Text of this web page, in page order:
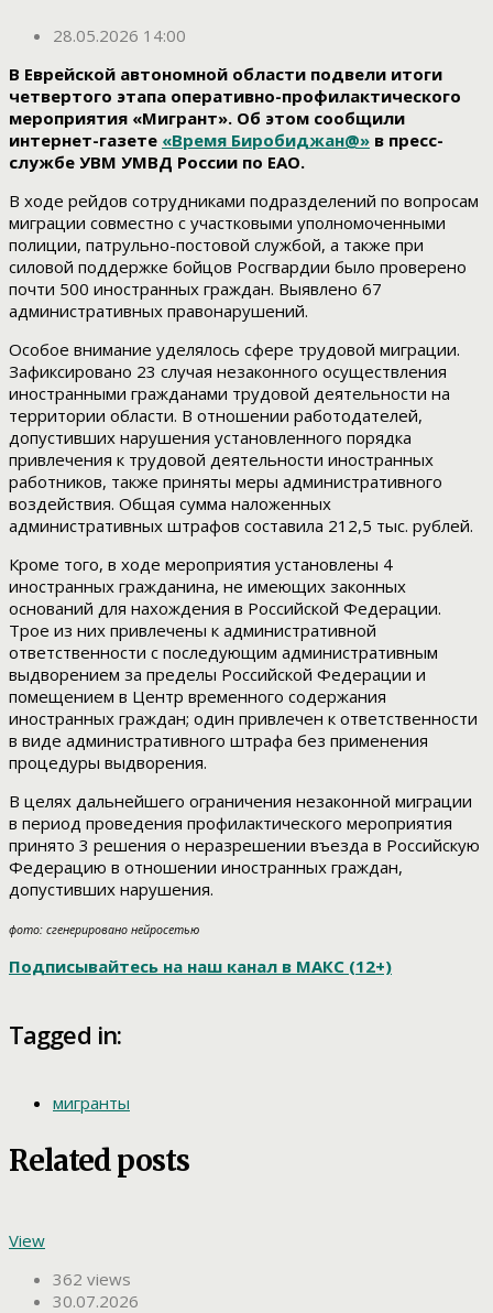
28.05.2026 14:00
В Еврейской автономной области подвели итоги
четвертого этапа оперативно-профилактического
мероприятия «Мигрант». Об этом сообщили
интернет-газете «Время Биробиджан@» в пресс-
службе УВМ УМВД России по ЕАО.
В ходе рейдов сотрудниками подразделений по вопросам
миграции совместно с участковыми уполномоченными
полиции, патрульно-постовой службой, а также при
силовой поддержке бойцов Росгвардии было проверено
почти 500 иностранных граждан. Выявлено 67
административных правонарушений.
Особое внимание уделялось сфере трудовой миграции.
Зафиксировано 23 случая незаконного осуществления
иностранными гражданами трудовой деятельности на
территории области. В отношении работодателей,
допустивших нарушения установленного порядка
привлечения к трудовой деятельности иностранных
работников, также приняты меры административного
воздействия. Общая сумма наложенных
административных штрафов составила 212,5 тыс. рублей.
Кроме того, в ходе мероприятия установлены 4
иностранных гражданина, не имеющих законных
оснований для нахождения в Российской Федерации.
Трое из них привлечены к административной
ответственности с последующим административным
выдворением за пределы Российской Федерации и
помещением в Центр временного содержания
иностранных граждан; один привлечен к ответственности
в виде административного штрафа без применения
процедуры выдворения.
В целях дальнейшего ограничения незаконной миграции
в период проведения профилактического мероприятия
принято 3 решения о неразрешении въезда в Российскую
Федерацию в отношении иностранных граждан,
допустивших нарушения.
фото: сгенерировано нейросетью
Подписывайтесь на наш канал в МАКС (12+)
Tagged in:
мигранты
Related posts
View
362 views
30.07.2026